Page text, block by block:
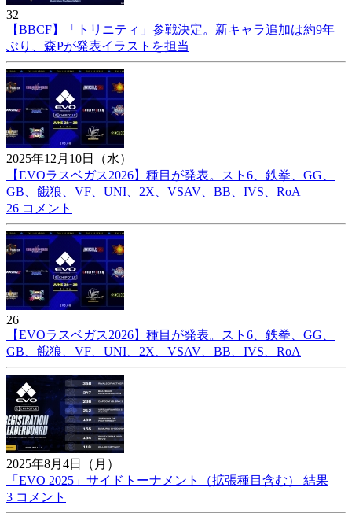
32
【BBCF】「トリニティ」参戦決定。新キャラ追加は約9年
ぶり、森Pが発表イラストを担当
2025年12月10日（水）
【EVOラスベガス2026】種目が発表。スト6、鉄拳、GG、
GB、餓狼、VF、UNI、2X、VSAV、BB、IVS、RoA
26 コメント
26
【EVOラスベガス2026】種目が発表。スト6、鉄拳、GG、
GB、餓狼、VF、UNI、2X、VSAV、BB、IVS、RoA
2025年8月4日（月）
「EVO 2025」サイドトーナメント（拡張種目含む） 結果
3 コメント